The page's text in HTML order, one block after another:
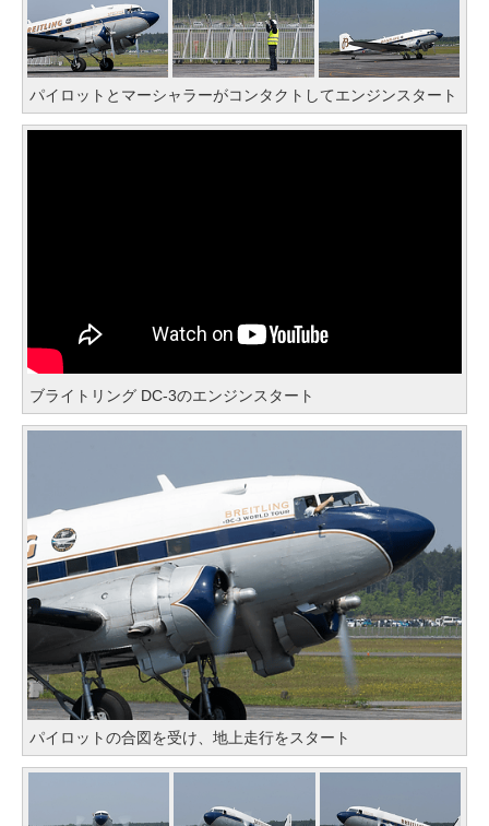
パイロットとマーシャラーがコンタクトしてエンジンスタート
ブライトリング DC-3のエンジンスタート
パイロットの合図を受け、地上走行をスタート